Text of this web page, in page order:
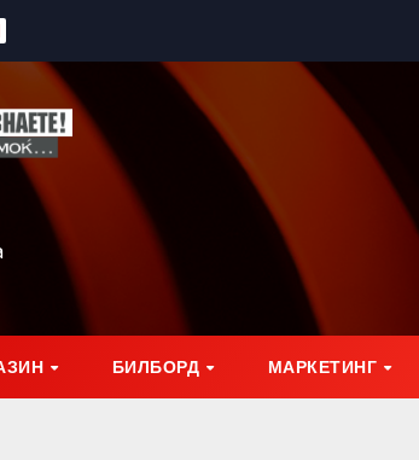
БИЛБОРД МАРКЕТИНГ